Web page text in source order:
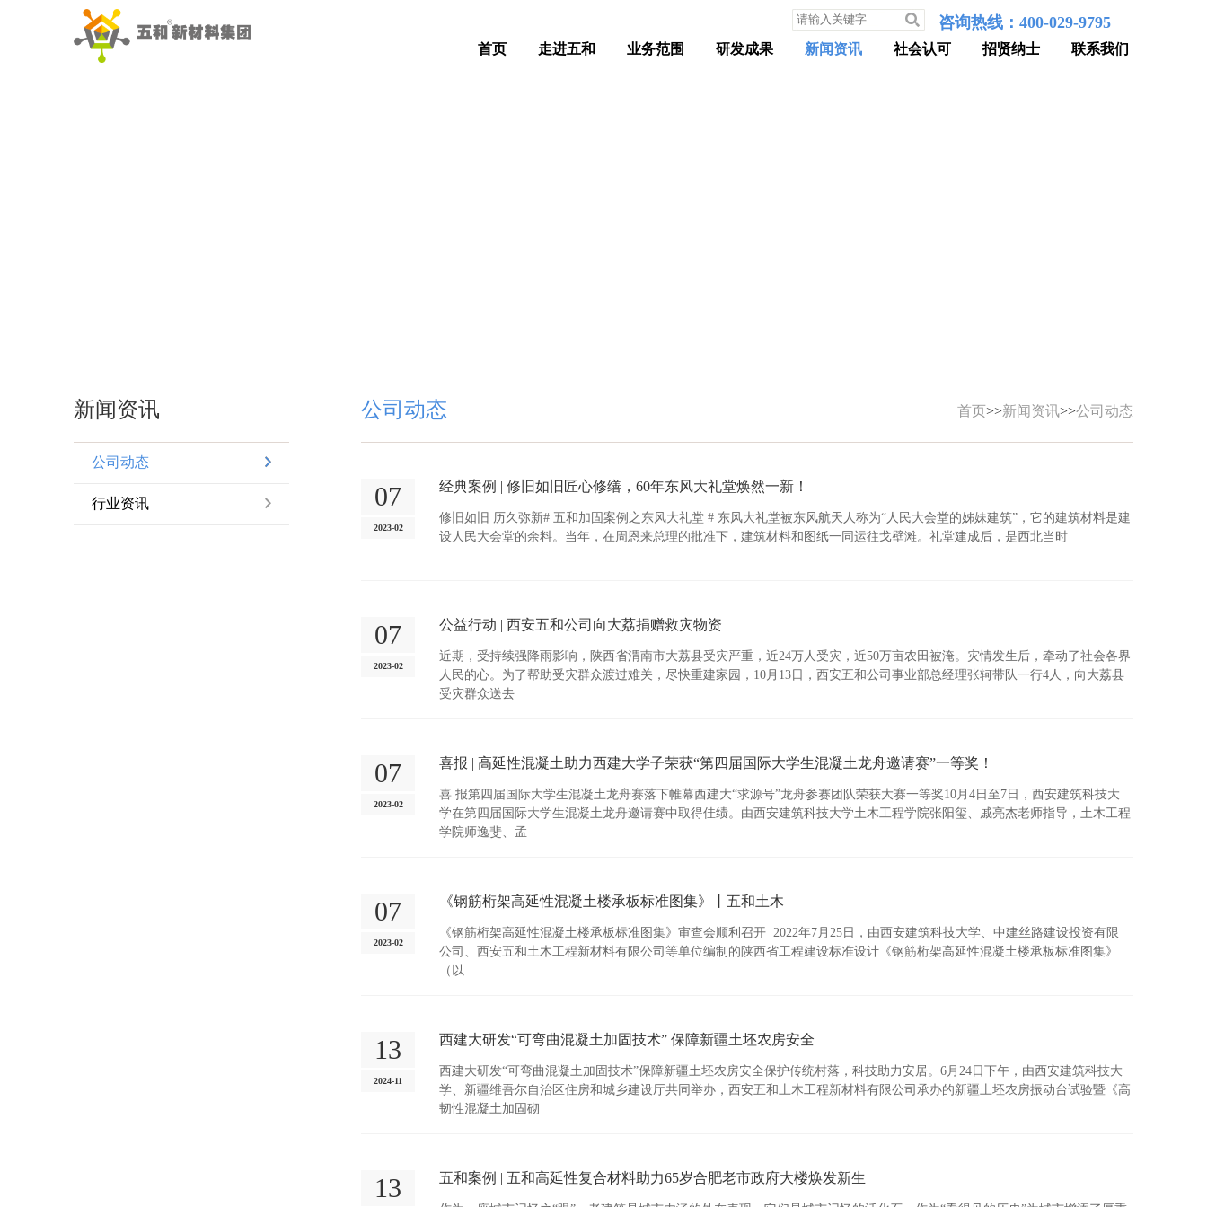
咨询热线：400-029-9795
首页 走进五和 业务范围 研发成果 新闻资讯 社会认可 招贤纳士 联系我们
新闻资讯
公司动态
行业资讯
首页>>新闻资讯>>公司动态
公司动态
07
2023-02
经典案例 | 修旧如旧匠心修缮，60年东风大礼堂焕然一新！
修旧如旧 历久弥新# 五和加固案例之东风大礼堂 # 东风大礼堂被东风航天人称为“人民大会堂的姊妹建筑”，它的建筑材料是建
设人民大会堂的余料。当年，在周恩来总理的批准下，建筑材料和图纸一同运往戈壁滩。礼堂建成后，是西北当时
07
2023-02
公益行动 | 西安五和公司向大荔捐赠救灾物资
近期，受持续强降雨影响，陕西省渭南市大荔县受灾严重，近24万人受灾，近50万亩农田被淹。灾情发生后，牵动了社会各界
人民的心。为了帮助受灾群众渡过难关，尽快重建家园，10月13日，西安五和公司事业部总经理张轲带队一行4人，向大荔县
受灾群众送去
07
2023-02
喜报 | 高延性混凝土助力西建大学子荣获“第四届国际大学生混凝土龙舟邀请赛”一等奖！
喜 报第四届国际大学生混凝土龙舟赛落下帷幕西建大“求源号”龙舟参赛团队荣获大赛一等奖10月4日至7日，西安建筑科技大
学在第四届国际大学生混凝土龙舟邀请赛中取得佳绩。由西安建筑科技大学土木工程学院张阳玺、戚亮杰老师指导，土木工程
学院师逸斐、孟
07
2023-02
《钢筋桁架高延性混凝土楼承板标准图集》丨五和土木
《钢筋桁架高延性混凝土楼承板标准图集》审查会顺利召开 2022年7月25日，由西安建筑科技大学、中建丝路建设投资有限
公司、西安五和土木工程新材料有限公司等单位编制的陕西省工程建设标准设计《钢筋桁架高延性混凝土楼承板标准图集》
（以
13
2024-11
西建大研发“可弯曲混凝土加固技术” 保障新疆土坯农房安全
西建大研发“可弯曲混凝土加固技术”保障新疆土坯农房安全保护传统村落，科技助力安居。6月24日下午，由西安建筑科技大
学、新疆维吾尔自治区住房和城乡建设厅共同举办，西安五和土木工程新材料有限公司承办的新疆土坯农房振动台试验暨《高
韧性混凝土加固砌
13 五和案例 | 五和高延性复合材料助力65岁合肥老市政府大楼焕发新生